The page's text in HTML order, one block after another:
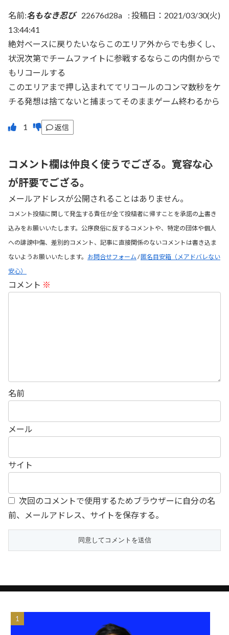
名前:名もなき忍び 22676d28a : 投稿日：2021/03/30(火)
13:44:41
絶対ベースに戻りたいならこのエリア外からでも歩くし、
状況次第でチームファイトに参戦するならこの内側からで
もリコールする
このエリアまで押し込まれててリコールのコンマ数秒をケ
チる発想は捨てないと捕まってそのままゲーム終わるから
返信
コメント欄は仲良く使うでござる。寛容な心
が肝要でござる。
メールアドレスが公開されることはありません。
コメント投稿に関して発生する責任が全て投稿者に帰すことを承諾の上書き
込みをお願いいたします。公序良俗に反するコメントや、特定の団体や個人
への誹謗中傷、差別的コメント、記事に直接関係のないコメントは書き込ま
ないようお願いいたします。 お問合せフォーム /匿名目安箱（メアドバレない
安心）
コメント ※
名前
メール
サイト
次回のコメントで使用するためブラウザーに自分の名
前、メールアドレス、サイトを保存する。